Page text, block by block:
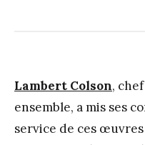
Lambert Colson,
ensemble, a mis ses
service de ces